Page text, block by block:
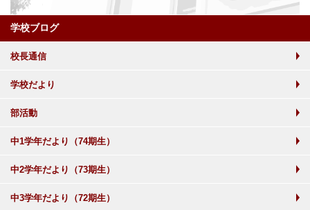
学校ブログ
校長通信
学校だより
部活動
中1学年だより（74期生）
中2学年だより（73期生）
中3学年だより（72期生）